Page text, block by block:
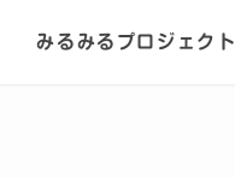
みるみるプロジェクト